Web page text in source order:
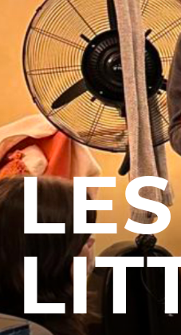
Brochure interactive
Entre spectateurs
Espace relais
Newsletter